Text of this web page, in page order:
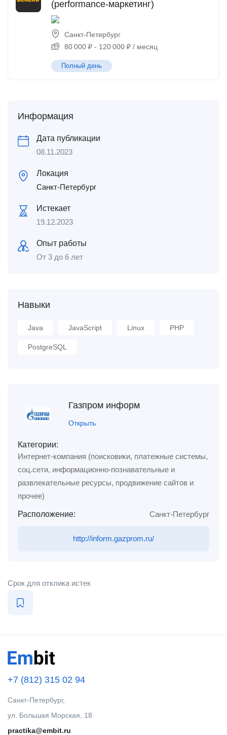
(performance-маркетинг)
Санкт-Петербург
80 000 ₽ - 120 000 ₽ / месяц
Полный день
Информация
Дата публикации
08.11.2023
Локация
Санкт-Петербург
Истекает
19.12.2023
Опыт работы
От 3 до 6 лет
Навыки
Java JavaScript Linux PHP
PostgreSQL
Газпром информ
Открыть
Категории:
Интернет-компания (поисковики, платежные системы,
соц.сети, информационно-познавательные и
развлекательные ресурсы, продвижение сайтов и
прочее)
Расположение: Санкт-Петербург
http://inform.gazprom.ru/
Срок для отклика истек
+7 (812) 315 02 94
Санкт-Петербург,
ул. Большая Морская, 18
practika@embit.ru